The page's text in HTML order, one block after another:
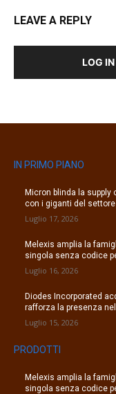
LEAVE A REPLY
LOG
IN PRIMO PIANO
Micron blinda la
con i giganti del settore
Luglio 17, 2026
Melexis amplia la
singola senza codice
Luglio 16, 2026
Diodes Incorporated
rafforza la presenza
Luglio 15, 2026
PRODOTTI
Melexis amplia la
singola senza codice